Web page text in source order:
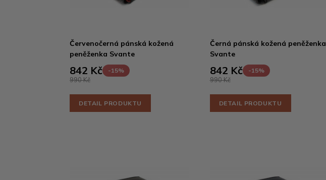
Červenočerná pánská kožená
peněženka Svante
842 Kč -15%
990 Kč
DETAIL PRODUKTU
Černá pánská kožená peněženka
Svante
842 Kč -15%
990 Kč
DETAIL PRODUKTU